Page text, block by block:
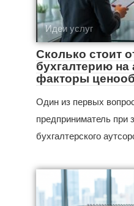
Идеи услуг
Сколько стоит
бухгалтерию на
факторы
Один из первых
предприниматель при
бухгалтерского